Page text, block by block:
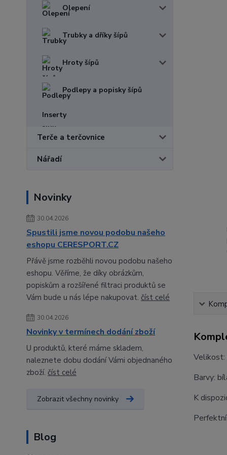
Olepení
Trubky a dříky šípů
Hroty šípů
Podlepy a popisky šípů
Inserty
Terče a terčovnice
Nářadí
Novinky
30.04.2026
Spustili jsme novou podobu našeho
eshopu CERESPORT.CZ
Přávě jsme rozběhli novou podobu našeho
eshopu. Věříme, že díky obrázkům,
popiskům a rozšířené filtraci produktů se
Vám bude u nás lépe nakupovat. číst celé
30.04.2026
Novinky v termínech dodání zboží
U produktů, které máme skladem,
naleznete dobu dodání Vámi objednaného
zboží. číst celé
Zobrazit všechny novinky
Blog
Velikost:
Barvy:
K